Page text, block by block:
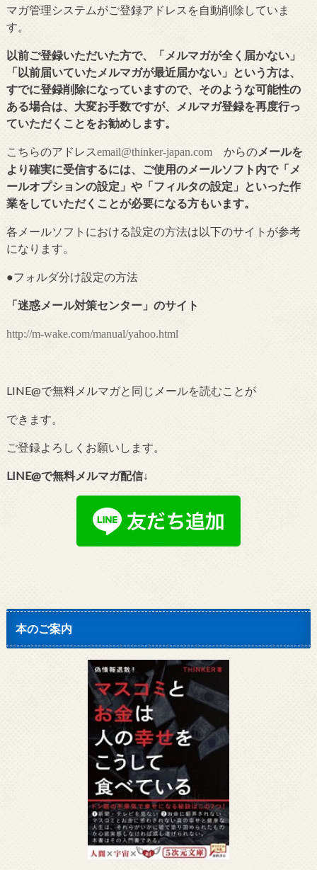
マガ管理システムがご登録アドレスを自動削除していま
す。
以前ご登録いただいた方で、「メルマガが全く届かない」
「以前届いていたメルマガが最近届かない」という方は、
すでに登録削除になっていますので、そのような可能性の
ある場合は、大変お手数ですが、メルマガ登録を再度行っ
ていただくことをお勧めします。
こちらのアドレスemail@thinker-japan.com からのメールを
より確実に受信するには、ご使用のメールソフト内で「メ
ールオプションの設定」や「フィルタの設定」といった作
業をしていただくことが必要になる方もいます。
各メールソフトにおける設定の方法は以下のサイトが参考
になります。
●フォルダ分け設定の方法
「迷惑メール対策センター」のサイト
http://m-wake.com/manual/yahoo.html
LINE@で無料メルマガと同じメールを読むことが
できます。
ご登録よろしくお願いします。
LINE@で無料メルマガ配信↓
本のご案内